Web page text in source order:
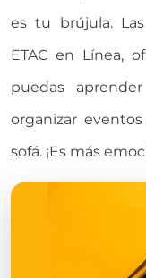
es tu brújula.
ETAC en Línea,
puedas
organizar
sofá. ¡Es más